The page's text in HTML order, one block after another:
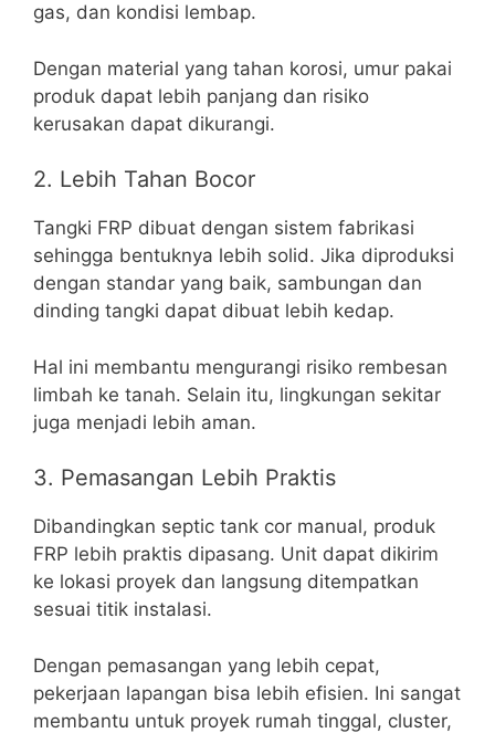
gas, dan kondisi lembap.
Dengan material yang tahan korosi, umur pakai
produk dapat lebih panjang dan risiko
kerusakan dapat dikurangi.
2. Lebih Tahan Bocor
Tangki FRP dibuat dengan sistem fabrikasi
sehingga bentuknya lebih solid. Jika diproduksi
dengan standar yang baik, sambungan dan
dinding tangki dapat dibuat lebih kedap.
Hal ini membantu mengurangi risiko rembesan
limbah ke tanah. Selain itu, lingkungan sekitar
juga menjadi lebih aman.
3. Pemasangan Lebih Praktis
Dibandingkan septic tank cor manual, produk
FRP lebih praktis dipasang. Unit dapat dikirim
ke lokasi proyek dan langsung ditempatkan
sesuai titik instalasi.
Dengan pemasangan yang lebih cepat,
pekerjaan lapangan bisa lebih efisien. Ini sangat
membantu untuk proyek rumah tinggal, cluster,